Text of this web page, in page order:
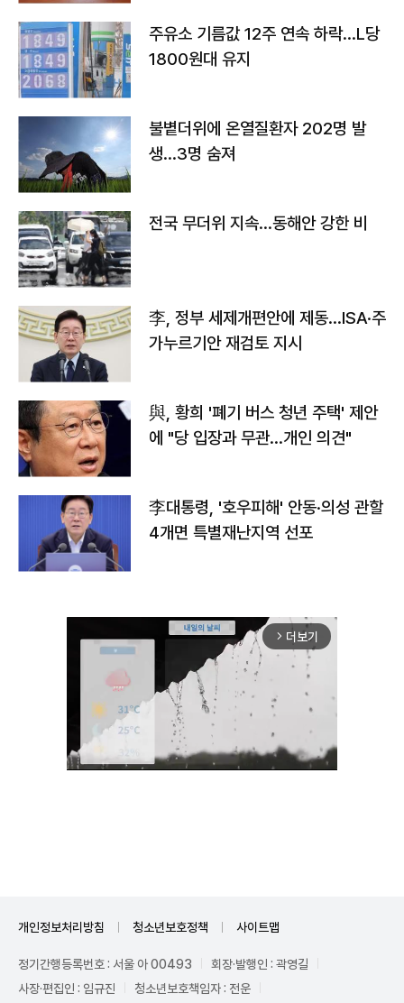
주유소 기름값 12주 연속 하락…L당
1800원대 유지
불볕더위에 온열질환자 202명 발
생…3명 숨져
전국 무더위 지속…동해안 강한 비
李, 정부 세제개편안에 제동…ISA·주
가누르기안 재검토 지시
與, 황희 '폐기 버스 청년 주택' 제안
에 "당 입장과 무관…개인 의견"
李대통령, '호우피해' 안동·의성 관할
4개면 특별재난지역 선포
arrow_forward_ios 더보기
개인정보처리방침 청소년보호정책 사이트맵
정기간행등록번호 : 서울 아 00493
회장·발행인 : 곽영길
사장·편집인 : 임규진
청소년보호책임자 : 전운